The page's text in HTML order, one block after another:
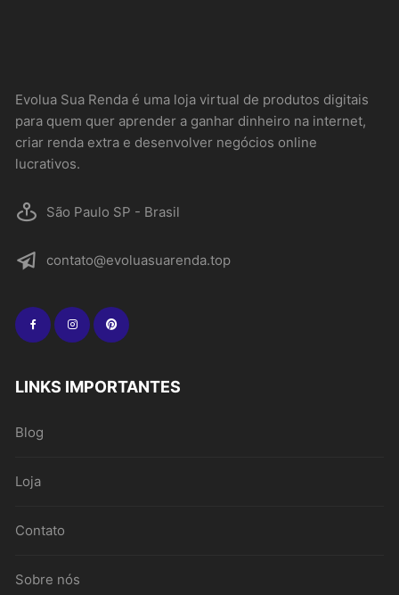
Evolua Sua Renda é uma loja virtual de produtos digitais
para quem quer aprender a ganhar dinheiro na internet,
criar renda extra e desenvolver negócios online
lucrativos.
São Paulo SP - Brasil
contato@evoluasuarenda.top
LINKS IMPORTANTES
Blog
Loja
Contato
Sobre nós